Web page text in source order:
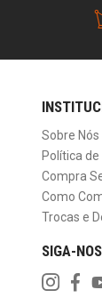
Sobre Nós
Política
Compra
Como
Trocas e
SIGA-NOS